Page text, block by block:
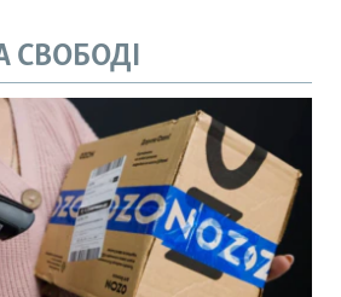
СВОБОДІ